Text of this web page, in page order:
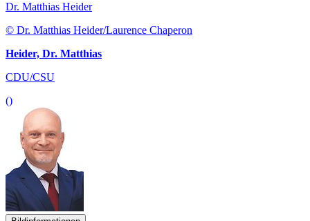
Dr. Matthias Heider
© Dr. Matthias Heider/Laurence Chaperon
Heider, Dr. Matthias
CDU/CSU
()